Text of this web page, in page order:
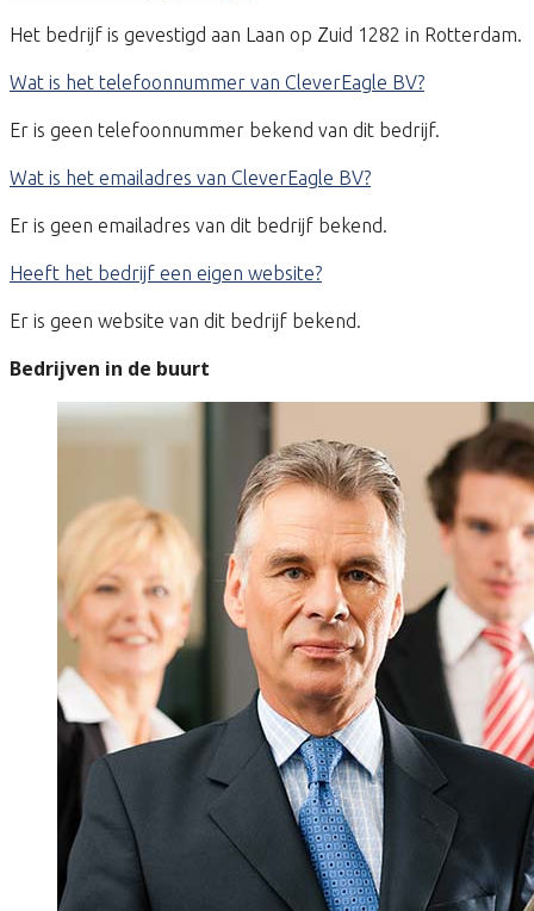
Het bedrijf is gevestigd aan Laan op Zuid 1282 in Rotterdam.
Wat is het telefoonnummer van CleverEagle BV?
Er is geen telefoonnummer bekend van dit bedrijf.
Wat is het emailadres van CleverEagle BV?
Er is geen emailadres van dit bedrijf bekend.
Heeft het bedrijf een eigen website?
Er is geen website van dit bedrijf bekend.
Bedrijven in de buurt